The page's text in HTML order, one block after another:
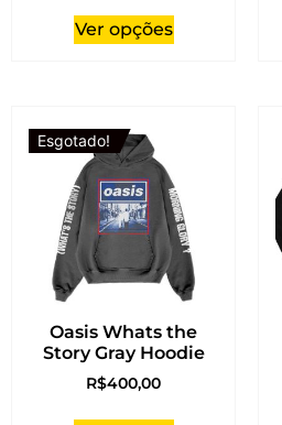
Ver opções
Esgotado!
Oasis Whats the
Story Gray Hoodie
R$400,00